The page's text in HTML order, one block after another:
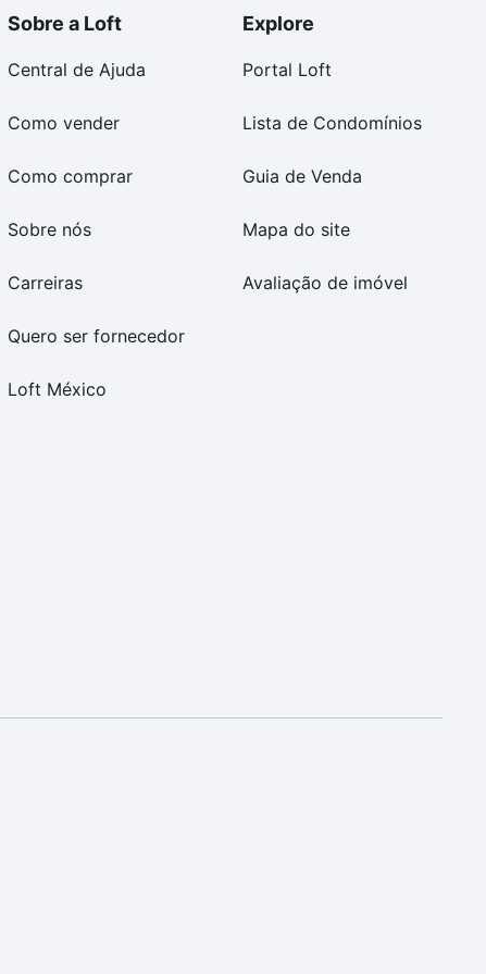
Sobre a Loft
Central de Ajuda
Como vender
Como comprar
Sobre nós
Carreiras
Quero ser fornecedor
Loft México
Explore
Portal Loft
Lista de Condomínios
Guia de Venda
Mapa do site
Avaliação de imóvel